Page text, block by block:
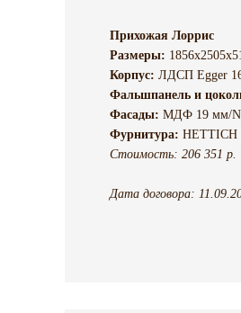
Прихожая Лоррис
Размеры:
Корпус: ЛДСП Egger
Фальшпанель и
Фасады: МДФ 19 мм/
Фурнитура: HETTICH
Стоимость: 206 351 р.
Дата договора: